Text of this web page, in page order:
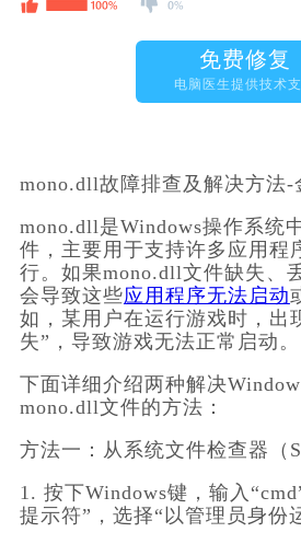
免费修复
电脑医生提供技术
mono.dll故障排查及解决方法-
mono.dll是Windows操作系统
件，主要用于支持许多应用程
行。如果mono.dll文件缺失、
会导致这些应用程序无法启动
如，某用户在运行游戏时，出
失”，导致游戏无法正常启动。
下面详细介绍两种解决
mono.dll文件的方法：
方法一：从系统文件检查器（
1. 按下Windows键，输入
提示符”，选择“以管理员身份